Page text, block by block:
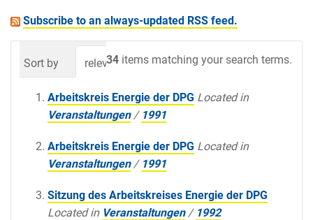
Subscribe to an always-updated RSS feed.
34 items matching your search terms.
Sort by relevance date (newest first)
Arbeitskreis Energie der DPG Located in
Veranstaltungen / 1991
Arbeitskreis Energie der DPG Located in
Veranstaltungen / 1991
Sitzung des Arbeitskreises Energie der DPG
Located in Veranstaltungen / 1992